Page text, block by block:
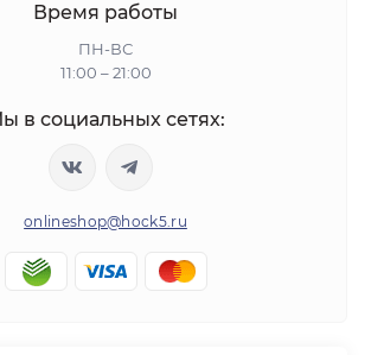
Время работы
ПН-ВС
11:00 – 21:00
в социальных сетях:
onlineshop@hock5.ru